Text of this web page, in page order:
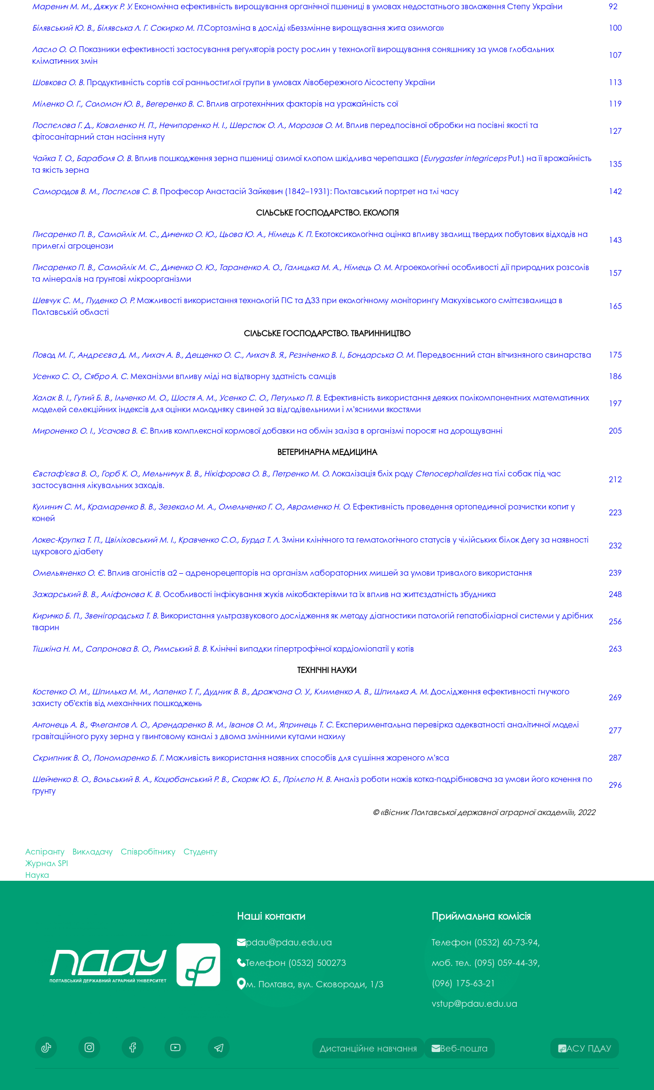
госпдоговірних робіт (послуг)
Маренич М. М., Дяжук Р. У.Економічна ефективність вирощування органічної пшениці в умовах недостатнього зволоження Степу України
92
Білявський Ю. В., Білявська Л. Г. Сокирко М. П.Сортозміна в досліді «Беззмінне вирощування жита озимого»
100
Ласло О. О. Показники ефективності застосування регуляторів росту рослин у технології вирощування соняшнику за умов глобальних
кліматичних змін
107
Шовкова О. В. Продуктивність сортів сої ранньостиглої групи в умовах Лівобережного Лісостепу України
113
Міленко О. Г., Соломон Ю. В., Вегеренко В. С. Вплив агротехнічних факторів на урожайність сої
119
Поспєлова Г. Д., Коваленко Н. П., Нечипоренко Н. І., Шерстюк О. Л., Морозов О. М. Вплив передпосівної обробки на посівні якості та
фітосанітарний стан насіння нуту
127
Чайка Т. О., Бараболя О. В. Вплив пошкодження зерна пшениці озимої клопом шкідлива черепашка (Eurygaster integricepsPut.) на її врожайність
та якість зерна
135
Самородов В. М., Поспєлов С. В. Професор Анастасій Зайкевич (1842–1931): Полтавський портрет на тлі часу
142
СІЛЬСЬКЕ ГОСПОДАРСТВО. ЕКОЛОГІЯ
Писаренко П. В., Самойлік М. С., Диченко О. Ю., Цьова Ю. А., Німець К. П. Екотоксикологічна оцінка впливу звалищ твердих побутових відходів на
прилеглі агроценози
143
Писаренко П. В., Самойлік М. С., Диченко О. Ю., Тараненко А. О., Галицька М. А., Німець О. М. Агроекологічні особливості дії природних розсолів
та мінералів на ґрунтові мікроорганізми
157
Шевчук С. М., Пуденко О. Р. Можливості використання технологій ГІС та ДЗЗ при екологічному моніторингу Макухівського сміттєзвалища в
Полтавській області
165
СІЛЬСЬКЕ ГОСПОДАРСТВО. ТВАРИННИЦТВО
Повод М. Г., Андрєєва Д. М., Лихач А. В., Дещенко О. С., Лихач В. Я., Рєзніченко В. І., Бондарська О. М. Передвоєнний стан вітчизняного свинарства
175
Усенко С. О., Сябро А. С. Механізми впливу міді на відтворну здатність самців
186
Халак В. І., Гутий Б. В., Ільченко М. О., Шостя А. М., Усенко С. О., Петулько П. В. Ефективність використання деяких полікомпонентних математичних
моделей селекційних індексів для оцінки молодняку свиней за відгодівельними і м’ясними якостями
197
Мироненко О. І., Усачова В. Є. Вплив комплексної кормової добавки на обмін заліза в організмі поросят на дорощуванні
205
ВЕТЕРИНАРНА МЕДИЦИНА
Євстаф’єва В. О., Горб К. О., Мельничук В. В., Нікіфорова О. В., Петренко М. О. Локалізація бліх роду Ctenocephalidesна тілі собак під час
застосування лікувальних заходів.
212
Кулинич С. М., Крамаренко В. В., Зезекало М. А., Омельченко Г. О., Авраменко Н. О. Ефективність проведення ортопедичної розчистки копит у
коней
223
Локес-Крупка Т. П., Цвіліховський М. І., Кравченко С.О., Бурда Т. Л. Зміни клінічного та гематологічного статусів у чілійських білок Дегу за наявності
цукрового діабету
232
Омельяненко О. Є. Вплив агоністів α2 – адренорецепторів на організм лабораторних мишей за умови тривалого використання
239
Зажарський В. В., Аліфонова К. В. Особливості інфікування жуків мікобактеріями та їх вплив на життєздатність збудника
248
Киричко Б. П., Звенігородська Т. В. Використання ультразвукового дослідження як методу діагностики патологій гепатобіліарної системи у дрібних
тварин
256
Тішкіна Н. М., Сапронова В. О., Римський В. В. Клінічні випадки гіпертрофічної кардіоміопатії у котів
263
ТЕХНІЧНІ НАУКИ
Костенко О. М., Шпилька М. М., Лапенко Т. Г., Дудник В. В., Дрожчана О. У., Клименко А. В., Шпилька А. М. Дослідження ефективності гнучкого
захисту об’єктів від механічних пошкоджень
269
Антонець А. В., Флегантов Л. О., Арендаренко В. М., Іванов О. М., Япринець Т. С. Експериментальна перевірка адекватності аналітичної моделі
гравітаційного руху зерна у гвинтовому каналі з двома змінними кутами нахилу
277
Скрипник В. О., Пономаренко Б. Г. Можливість використання наявних способів для сушіння жареного м’яса
287
Шейченко В. О., Вольський В. А., Коцюбанський Р. В., Скоряк Ю. Б., Прілєпо Н. В. Аналіз роботи ножів котка-подрібнювача за умови його кочення по
ґрунту
296
© «Вісник Полтавської державної аграрної академії», 2022
Аспіранту Викладачу Співробітнику
Студенту
Журнал SPI
Наука
Наші контакти
pdau@pdau.edu.ua
Телефон (0532) 500273
м. Полтава, вул. Сковороди, 1/3
Дистанційне навчання
Приймальна комісія
Телефон (0532) 60-73-94,
моб. тел. (095) 059-44-39,
(096) 175-63-21
vstup@pdau.edu.ua
Веб-пошта АСУ ПДАУ